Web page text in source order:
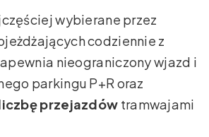
wybierane przez
codziennie z
nieograniczony wjazd i
parkingu P+R oraz
przejazdów tramwajami